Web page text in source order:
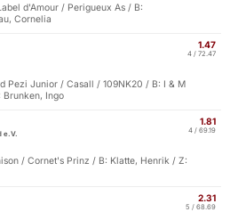
d'Amour / Perigueux As / B:
Cornelia
1.47
4 / 72.47
Pezi Junior / Casall / 109NK20 / B: I & M
Brunken, Ingo
1.81
4 / 69.19
e.V.
/ Cornet's Prinz / B: Klatte, Henrik / Z:
2.31
5 / 68.69